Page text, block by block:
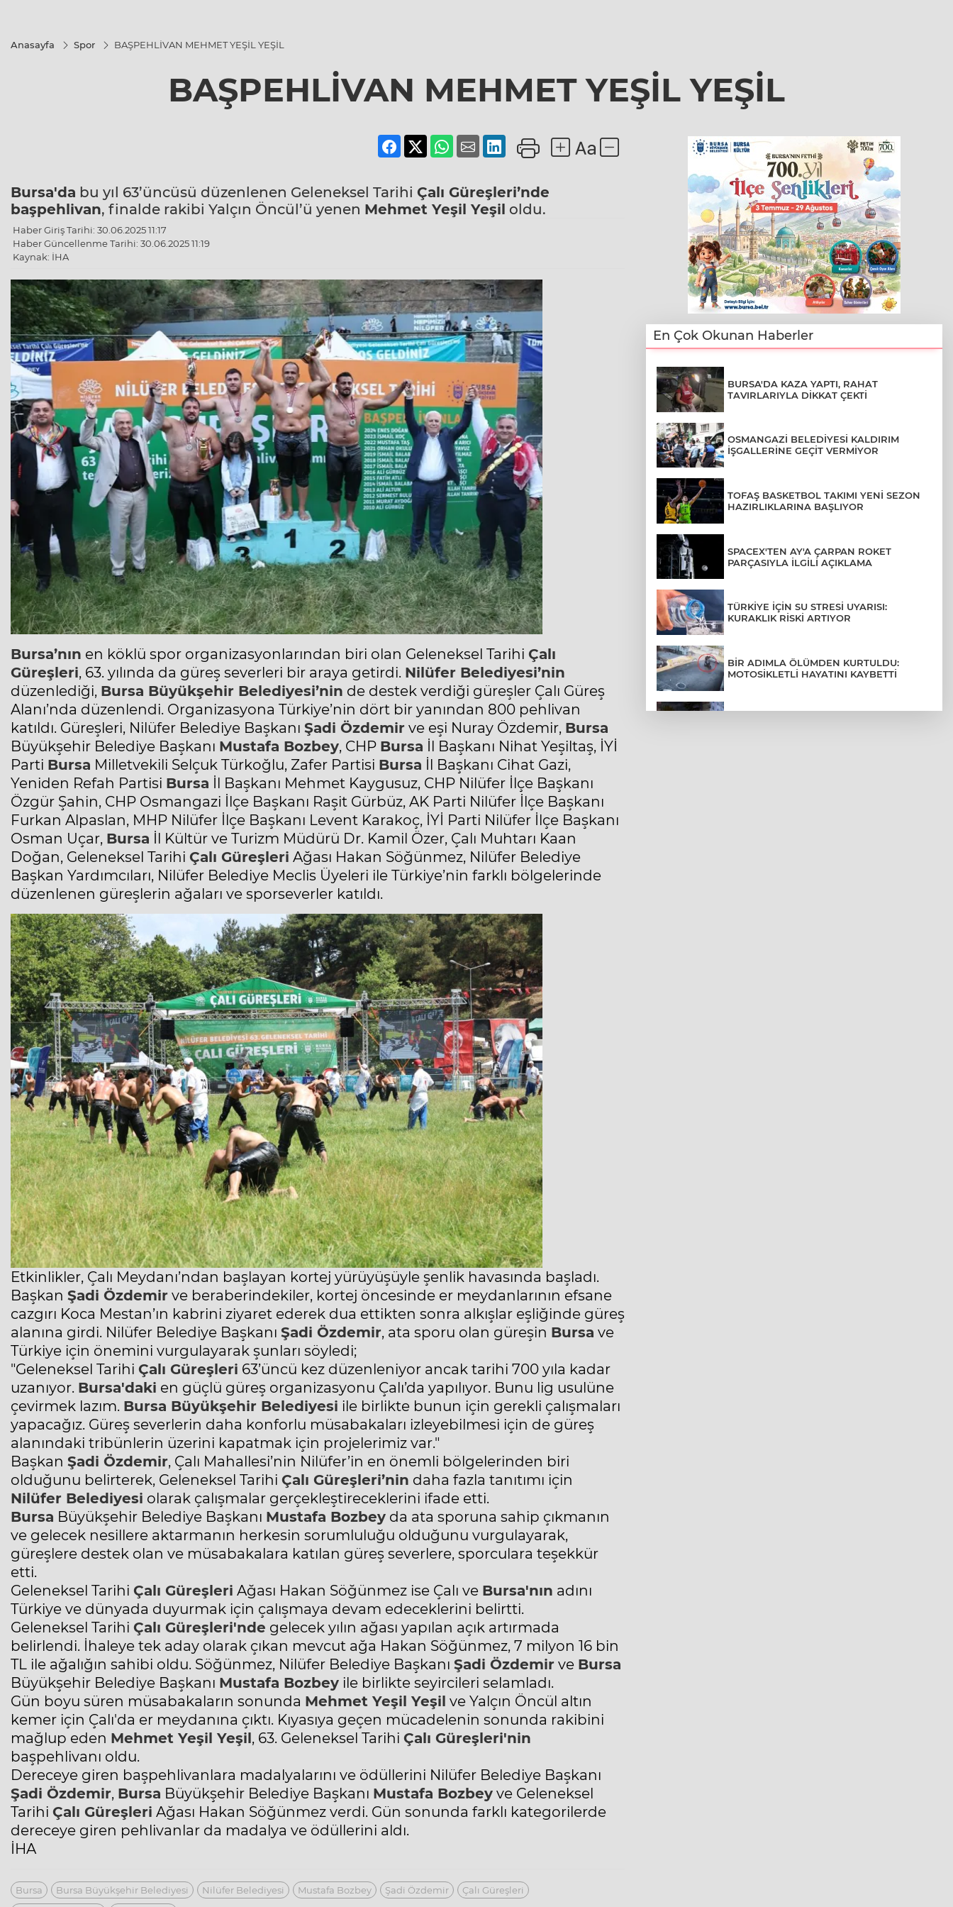
Anasayfa Spor BAŞPEHLİVAN MEHMET YEŞİL YEŞİL
BAŞPEHLİVAN MEHMET YEŞİL YEŞİL
Bursa'da bu yıl 63’üncüsü düzenlenen Geleneksel Tarihi Çalı Güreşleri’nde
başpehlivan, finalde rakibi Yalçın Öncül’ü yenen Mehmet Yeşil Yeşil oldu.
Haber Giriş Tarihi: 30.06.2025 11:17
Haber Güncellenme Tarihi: 30.06.2025 11:19
Kaynak: İHA
Bursa’nın en köklü spor organizasyonlarından biri olan Geleneksel Tarihi Çalı
Güreşleri, 63. yılında da güreş severleri bir araya getirdi. Nilüfer Belediyesi’nin
düzenlediği, Bursa Büyükşehir Belediyesi’nin de destek verdiği güreşler Çalı Güreş
Alanı’nda düzenlendi. Organizasyona Türkiye’nin dört bir yanından 800 pehlivan
katıldı. Güreşleri, Nilüfer Belediye Başkanı Şadi Özdemir ve eşi Nuray Özdemir, Bursa
Büyükşehir Belediye Başkanı Mustafa Bozbey, CHP Bursa İl Başkanı Nihat Yeşiltaş, İYİ
Parti Bursa Milletvekili Selçuk Türkoğlu, Zafer Partisi Bursa İl Başkanı Cihat Gazi,
Yeniden Refah Partisi Bursa İl Başkanı Mehmet Kaygusuz, CHP Nilüfer İlçe Başkanı
Özgür Şahin, CHP Osmangazi İlçe Başkanı Raşit Gürbüz, AK Parti Nilüfer İlçe Başkanı
Furkan Alpaslan, MHP Nilüfer İlçe Başkanı Levent Karakoç, İYİ Parti Nilüfer İlçe Başkanı
Osman Uçar, Bursa İl Kültür ve Turizm Müdürü Dr. Kamil Özer, Çalı Muhtarı Kaan
Doğan, Geleneksel Tarihi Çalı Güreşleri Ağası Hakan Söğünmez, Nilüfer Belediye
Başkan Yardımcıları, Nilüfer Belediye Meclis Üyeleri ile Türkiye’nin farklı bölgelerinde
düzenlenen güreşlerin ağaları ve sporseverler katıldı.
Etkinlikler, Çalı Meydanı’ndan başlayan kortej yürüyüşüyle şenlik havasında başladı.
Başkan Şadi Özdemir ve beraberindekiler, kortej öncesinde er meydanlarının efsane
cazgırı Koca Mestan’ın kabrini ziyaret ederek dua ettikten sonra alkışlar eşliğinde güreş
alanına girdi. Nilüfer Belediye Başkanı Şadi Özdemir, ata sporu olan güreşin Bursa ve
Türkiye için önemini vurgulayarak şunları söyledi;
"Geleneksel Tarihi Çalı Güreşleri 63’üncü kez düzenleniyor ancak tarihi 700 yıla kadar
uzanıyor. Bursa'daki en güçlü güreş organizasyonu Çalı’da yapılıyor. Bunu lig usulüne
çevirmek lazım. Bursa Büyükşehir Belediyesi ile birlikte bunun için gerekli çalışmaları
yapacağız. Güreş severlerin daha konforlu müsabakaları izleyebilmesi için de güreş
alanındaki tribünlerin üzerini kapatmak için projelerimiz var."
Başkan Şadi Özdemir, Çalı Mahallesi’nin Nilüfer’in en önemli bölgelerinden biri
olduğunu belirterek, Geleneksel Tarihi Çalı Güreşleri’nin daha fazla tanıtımı için
Nilüfer Belediyesi olarak çalışmalar gerçekleştireceklerini ifade etti.
Bursa Büyükşehir Belediye Başkanı Mustafa Bozbey da ata sporuna sahip çıkmanın
ve gelecek nesillere aktarmanın herkesin sorumluluğu olduğunu vurgulayarak,
güreşlere destek olan ve müsabakalara katılan güreş severlere, sporculara teşekkür
etti.
Geleneksel Tarihi Çalı Güreşleri Ağası Hakan Söğünmez ise Çalı ve Bursa'nın adını
Türkiye ve dünyada duyurmak için çalışmaya devam edeceklerini belirtti.
Geleneksel Tarihi Çalı Güreşleri'nde gelecek yılın ağası yapılan açık artırmada
belirlendi. İhaleye tek aday olarak çıkan mevcut ağa Hakan Söğünmez, 7 milyon 16 bin
TL ile ağalığın sahibi oldu. Söğünmez, Nilüfer Belediye Başkanı Şadi Özdemir ve Bursa
Büyükşehir Belediye Başkanı Mustafa Bozbey ile birlikte seyircileri selamladı.
Gün boyu süren müsabakaların sonunda Mehmet Yeşil Yeşil ve Yalçın Öncül altın
kemer için Çalı'da er meydanına çıktı. Kıyasıya geçen mücadelenin sonunda rakibini
mağlup eden Mehmet Yeşil Yeşil , 63. Geleneksel Tarihi Çalı Güreşleri'nin
başpehlivanı oldu.
Dereceye giren başpehlivanlara madalyalarını ve ödüllerini Nilüfer Belediye Başkanı
Şadi Özdemir, Bursa Büyükşehir Belediye Başkanı Mustafa Bozbey ve Geleneksel
Tarihi Çalı Güreşleri Ağası Hakan Söğünmez verdi. Gün sonunda farklı kategorilerde
dereceye giren pehlivanlar da madalya ve ödüllerini aldı.
İHA
Bursa Bursa Büyükşehir Belediyesi Nilüfer Belediyesi Mustafa Bozbey Şadi Özdemir
Çalı Güreşleri
En Çok Okunan Haberler
BURSA'DA KAZA YAPTI, RAHAT
TAVIRLARIYLA DİKKAT ÇEKTİ
OSMANGAZİ BELEDİYESİ KALDIRIM
İŞGALLERİNE GEÇİT VERMİYOR
TOFAŞ BASKETBOL TAKIMI YENİ SEZON
HAZIRLIKLARINA BAŞLIYOR
SPACEX'TEN AY'A ÇARPAN ROKET
PARÇASIYLA İLGİLİ AÇIKLAMA
TÜRKİYE İÇİN SU STRESİ UYARISI:
KURAKLIK RİSKİ ARTIYOR
BİR ADIMLA ÖLÜMDEN KURTULDU:
MOTOSİKLETLİ HAYATINI KAYBETTİ